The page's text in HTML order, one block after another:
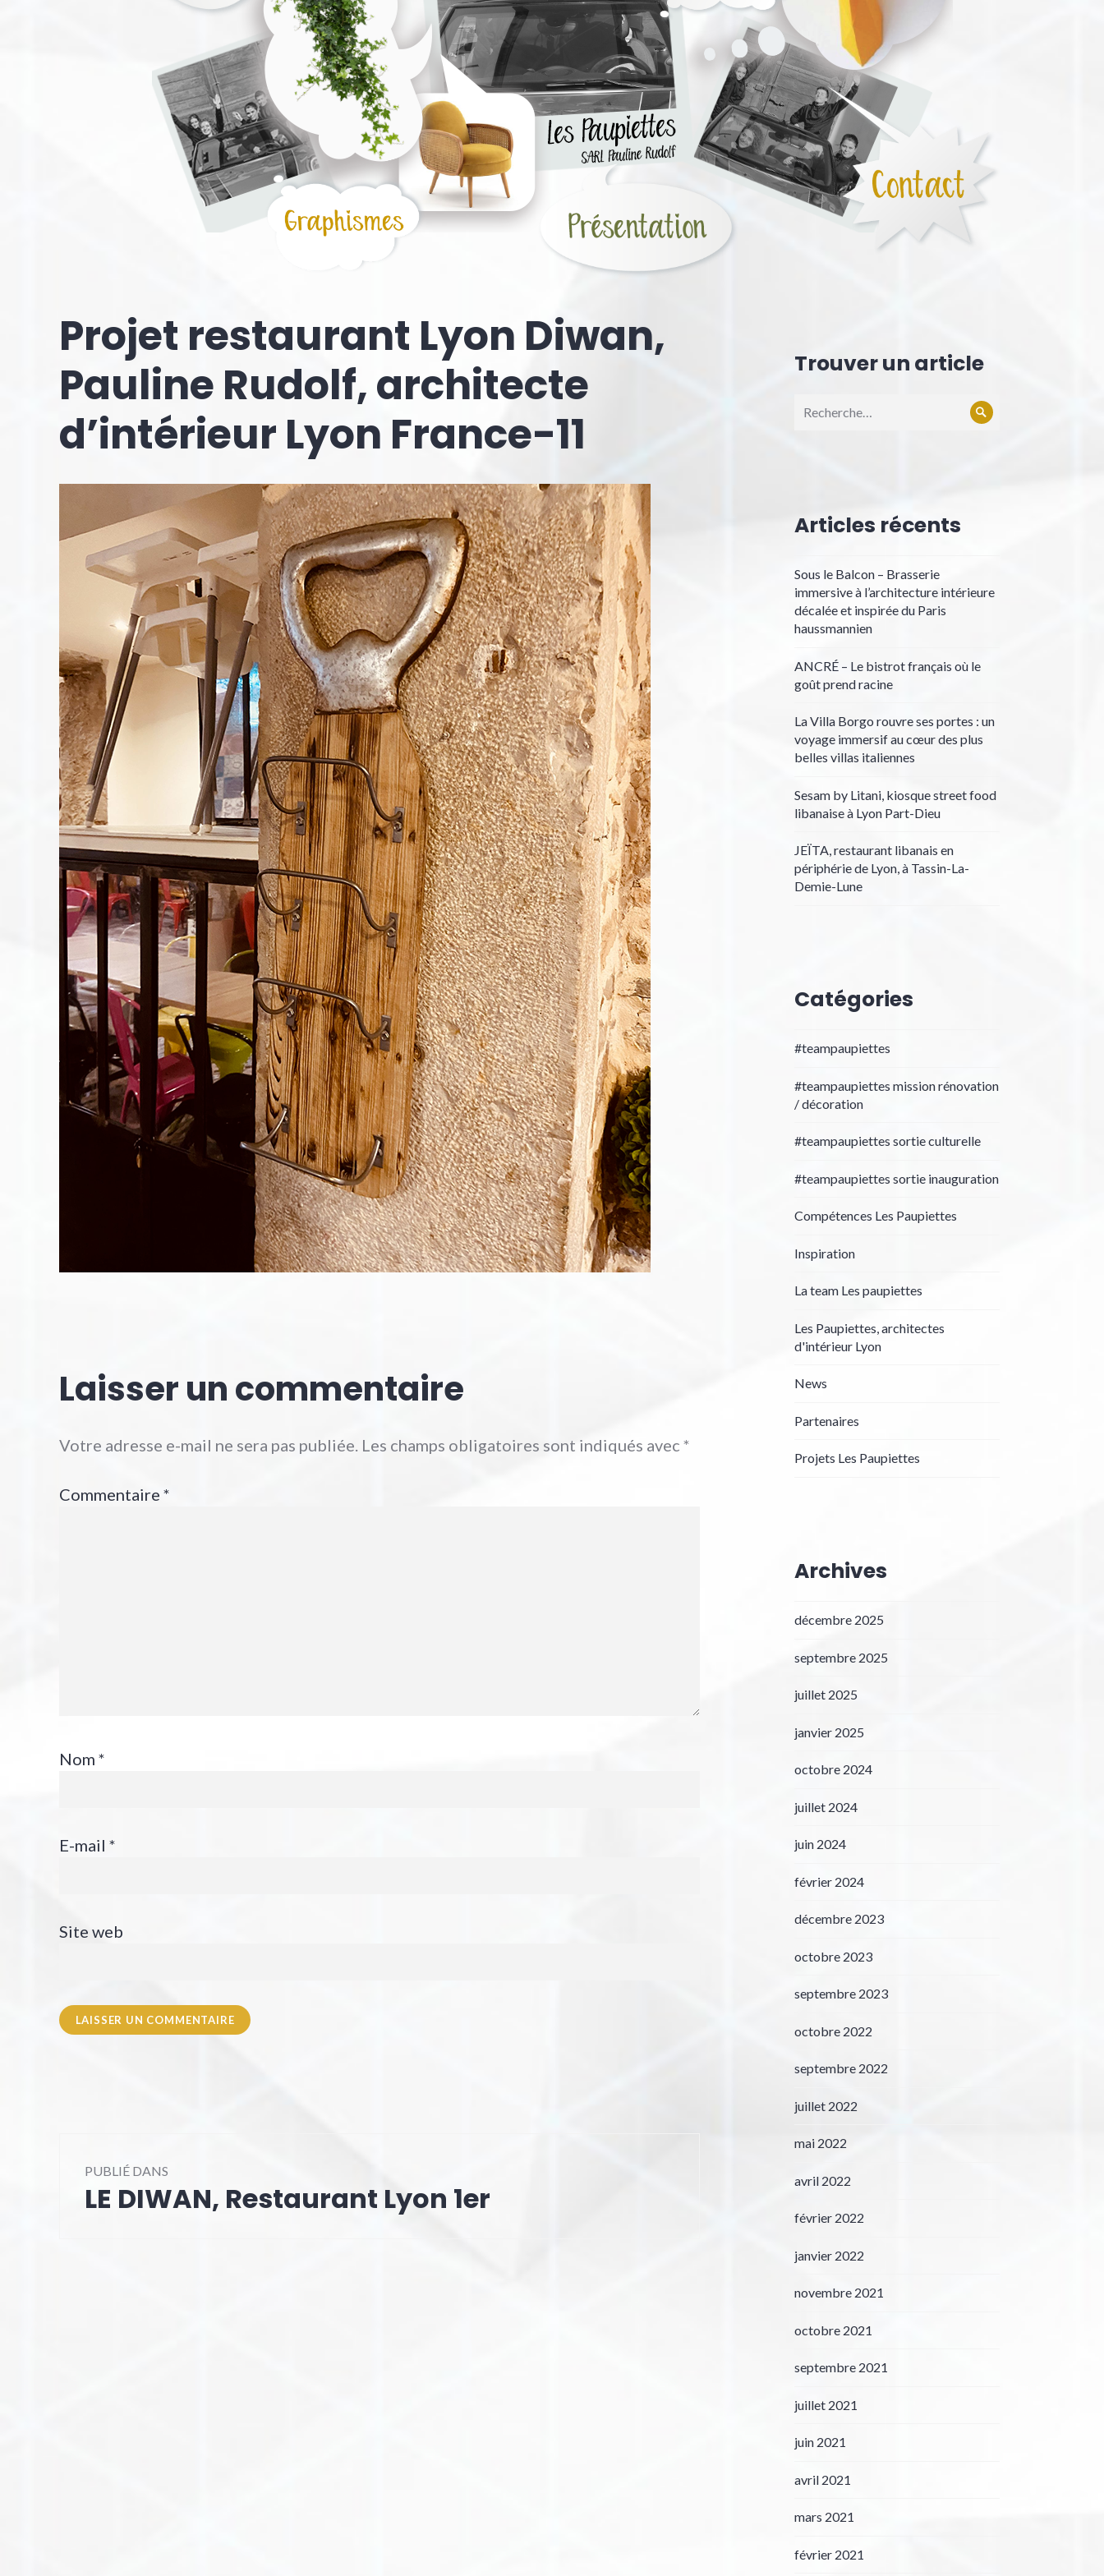
Projet restaurant Lyon Diwan,
Pauline Rudolf, architecte
d’intérieur Lyon France-11
Laisser un commentaire
Votre adresse e-mail ne sera pas publiée. Les champs obligatoires sont indiqués avec *
Commentaire *
Nom *
E-mail *
Site web
de
PUBLIÉ DANS
LE DIWAN, Restaurant Lyon 1er
Trouver un article
pour :
Rechercher
Articles récents
Sous le Balcon – Brasserie
immersive à l’architecture intérieure
décalée et inspirée du Paris
haussmannien
ANCRÉ – Le bistrot français où le
goût prend racine
La Villa Borgo rouvre ses portes : un
voyage immersif au cœur des plus
belles villas italiennes
Sesam by Litani, kiosque street food
libanaise à Lyon Part-Dieu
JEÏTA, restaurant libanais en
périphérie de Lyon, à Tassin-La-
Demie-Lune
Catégories
#teampaupiettes
#teampaupiettes mission rénovation
/ décoration
#teampaupiettes sortie culturelle
#teampaupiettes sortie inauguration
Compétences Les Paupiettes
Inspiration
La team Les paupiettes
Les Paupiettes, architectes
d'intérieur Lyon
News
Partenaires
Projets Les Paupiettes
Archives
décembre 2025
septembre 2025
juillet 2025
janvier 2025
octobre 2024
juillet 2024
juin 2024
février 2024
décembre 2023
octobre 2023
septembre 2023
octobre 2022
septembre 2022
juillet 2022
mai 2022
avril 2022
février 2022
janvier 2022
novembre 2021
octobre 2021
septembre 2021
juillet 2021
juin 2021
avril 2021
mars 2021
février 2021